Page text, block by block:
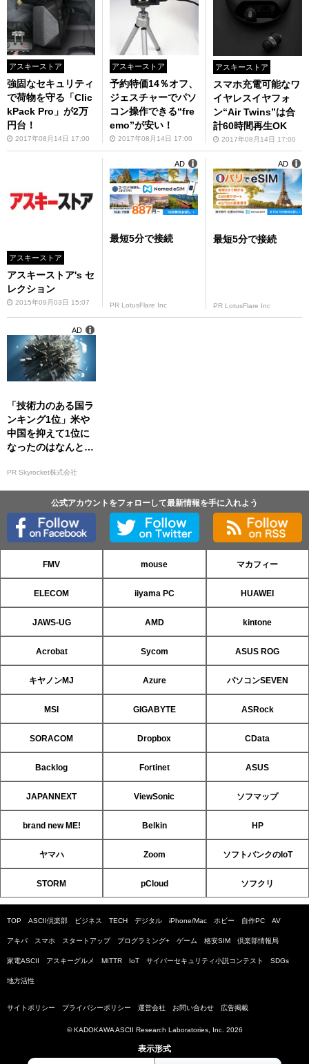
アスキーストア
強固なセキュリティ
で荷物を守る「Clic
kPack Pro」が2万
円台！
2017年08月14日 17:00
アスキーストア
予約特価14％オフ、
ジェスチャーでパソ
コン操作できる“fre
emo”が安い！
2017年08月14日 17:00
アスキーストア
スマホ充電可能なワ
イヤレスイヤフォ
ン“Air Twins”は合
計60時間再生OK
2017年08月14日 17:00
アスキーストア
アスキーストア's セ
レクション
2015年09月03日 15:07
最短5分で接続
PR LotusFlare Inc
AD
最短5分で接続
PR LotusFlare Inc
AD
「技術力のある国ラ
ンキング1位」米や
中国を抑えて1位に
なったのはなんと…
PR Skyrocket株式会社
AD
公式アカウントをフォローして最新情報を手に入れよう
FMV mouse マカフィー
ELECOM iiyama PC HUAWEI
JAWS-UG AMD kintone
Acrobat Sycom ASUS ROG
キヤノンMJ Azure パソコンSEVEN
MSI GIGABYTE ASRock
SORACOM Dropbox CData
Backlog Fortinet ASUS
JAPANNEXT ViewSonic ソフマップ
brand new ME! Belkin HP
ヤマハ Zoom ソフトバンクのIoT
STORM pCloud ソフクリ
TOP ASCII倶楽部 ビジネス TECH デジタル iPhone/Mac ホビー 自作PC AV
アキバ スマホ スタートアップ プログラミング+ ゲーム 格安SIM 倶楽部情報局
家電ASCII アスキーグルメ MITTR IoT サイバーセキュリティ小説コンテスト SDGs
地方活性
サイトポリシー プライバシーポリシー 運営会社 お問い合わせ 広告掲載
© KADOKAWA ASCII Research Laboratories, Inc. 2026
表示形式